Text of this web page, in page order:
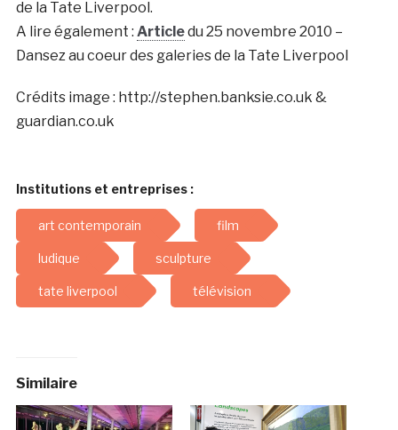
de la Tate Liverpool.
A lire également : Articledu 25 novembre 2010 –
Dansez au coeur des galeries de la Tate Liverpool
Crédits image : http://stephen.banksie.co.uk &
guardian.co.uk
Institutions et entreprises :
art contemporain film
ludique sculpture
tate liverpool télévision
Similaire